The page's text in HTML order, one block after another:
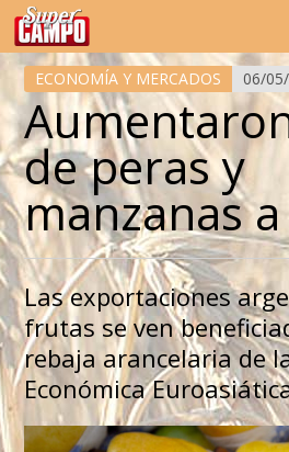
Temas de hoy
ECONOMÍA Y MERCADOS 06/
de peras y
manzanas
Las exportaciones
frutas se ven
rebaja arancelaria de
Económica